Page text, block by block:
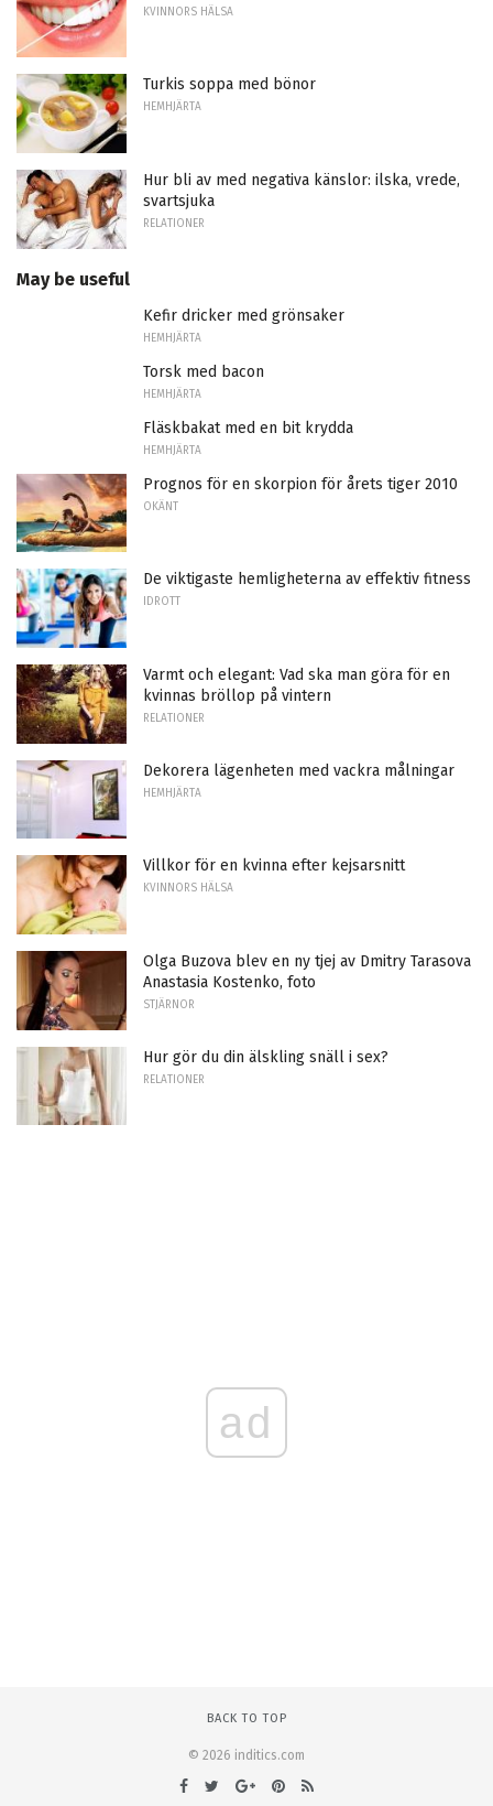
KVINNORS HÄLSA
Turkis soppa med bönor
HEMHJÄRTA
Hur bli av med negativa känslor: ilska, vrede,
svartsjuka
RELATIONER
May be useful
Kefir dricker med grönsaker
HEMHJÄRTA
Torsk med bacon
HEMHJÄRTA
Fläskbakat med en bit krydda
HEMHJÄRTA
Prognos för en skorpion för årets tiger 2010
OKÄNT
De viktigaste hemligheterna av effektiv fitness
IDROTT
Varmt och elegant: Vad ska man göra för en
kvinnas bröllop på vintern
RELATIONER
Dekorera lägenheten med vackra målningar
HEMHJÄRTA
Villkor för en kvinna efter kejsarsnitt
KVINNORS HÄLSA
Olga Buzova blev en ny tjej av Dmitry Tarasova
Anastasia Kostenko, foto
STJÄRNOR
Hur gör du din älskling snäll i sex?
RELATIONER
ad
BACK TO TOP
© 2026 inditics.com